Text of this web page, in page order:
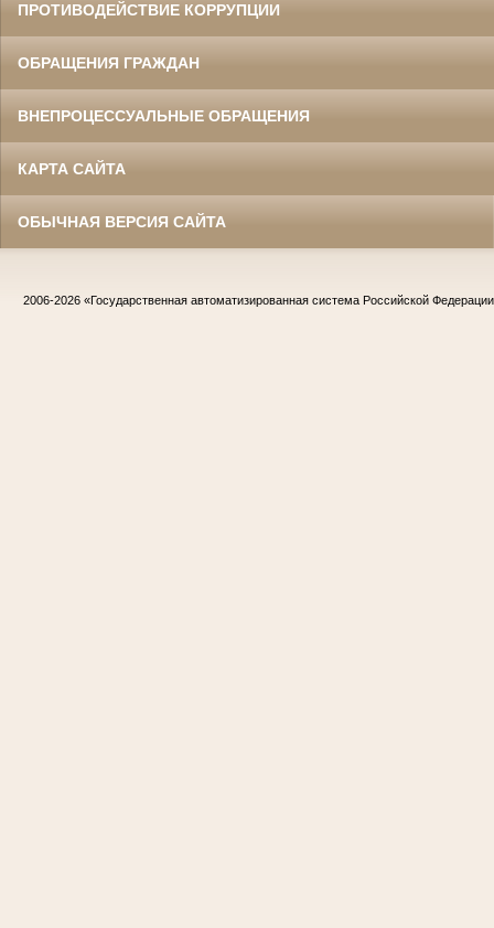
ПРОТИВОДЕЙСТВИЕ КОРРУПЦИИ
ОБРАЩЕНИЯ ГРАЖДАН
ВНЕПРОЦЕССУАЛЬНЫЕ ОБРАЩЕНИЯ
КАРТА САЙТА
ОБЫЧНАЯ ВЕРСИЯ САЙТА
2006-2026 «Государственная автоматизированная система Российской